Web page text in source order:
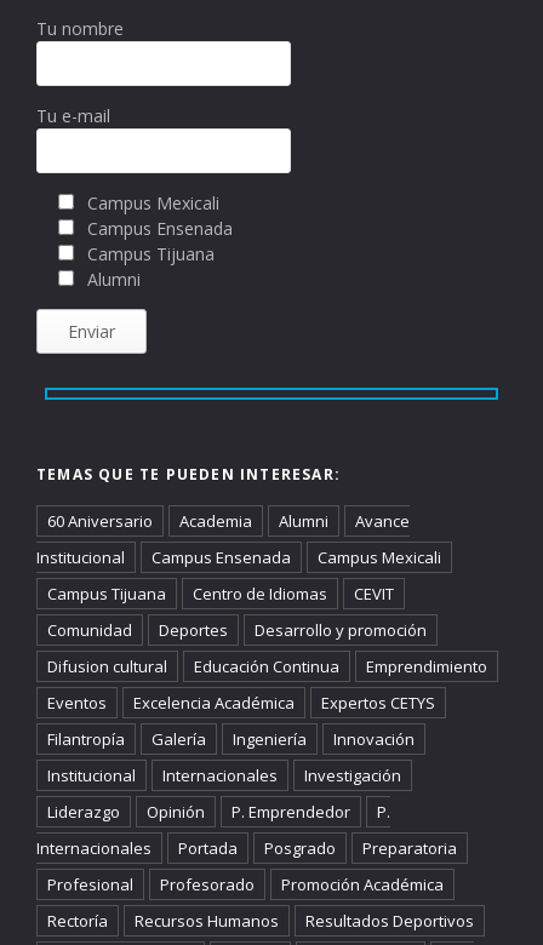
Tu nombre
Tu e-mail
Campus Mexicali
Campus Ensenada
Campus Tijuana
Alumni
TEMAS QUE TE PUEDEN INTERESAR:
60 Aniversario Academia Alumni
Avance
Institucional
Campus Ensenada
Campus Mexicali
Campus Tijuana
Centro de Idiomas
CEVIT
Comunidad
Deportes
Desarrollo y promoción
Difusion cultural
Educación Continua
Emprendimiento
Eventos
Excelencia Académica
Expertos CETYS
Filantropía
Galería Ingeniería
Innovación
Institucional
Internacionales
Investigación
Liderazgo
Opinión P. Emprendedor
P.
Internacionales
Portada Posgrado
Preparatoria
Profesional
Profesorado
Promoción Académica
Rectoría
Recursos Humanos Resultados Deportivos